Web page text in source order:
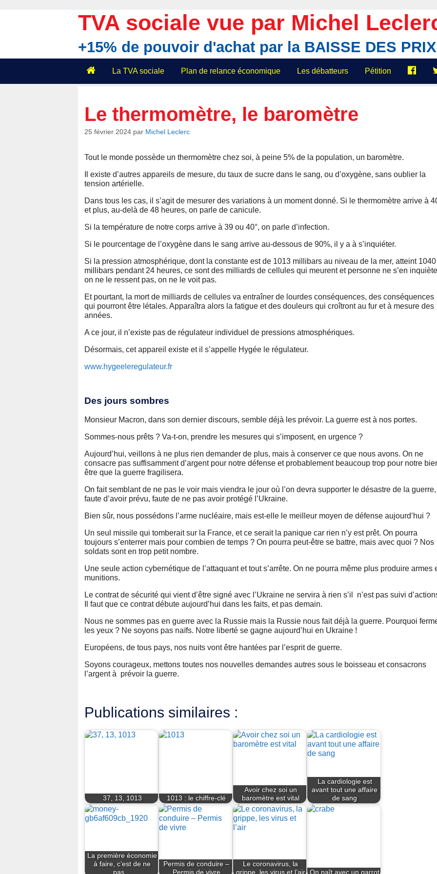
TVA sociale vue par Michel
+15% de pouvoir d'achat par la BAISSE DES
La TVA sociale Plan de relance économique Les débatteurs Pétition
Le thermomètre, le baromètre
25 février 2024 par Michel Leclerc
Tout le monde possède un thermomètre chez soi, à peine 5% de la population, un baromètre.
Il existe d’autres appareils de mesure, du taux de sucre dans le sang, ou d’oxygène, sans oublier la
tension artérielle.
Dans tous les cas, il s’agit de mesurer des variations à un moment donné. Si le thermomètre arrive à
et plus, au-delà de 48 heures, on parle de canicule.
Si la température de notre corps arrive à 39 ou 40°, on parle d’infection.
Si le pourcentage de l’oxygène dans le sang arrive au-dessous de 90%, il y a à s’inquiéter.
Si la pression atmosphérique, dont la constante est de 1013 millibars au niveau de la mer, atteint 1040
millibars pendant 24 heures, ce sont des milliards de cellules qui meurent et personne ne s’en
on ne le ressent pas, on ne le voit pas.
Et pourtant, la mort de milliards de cellules va entraîner de lourdes conséquences, des conséquences
qui pourront être létales. Apparaîtra alors la fatigue et des douleurs qui croîtront au fur et à mesure des
années.
A ce jour, il n’existe pas de régulateur individuel de pressions atmosphériques.
Désormais, cet appareil existe et il s’appelle Hygée le régulateur.
www.hygeeleregulateur.fr
Des jours sombres
Monsieur Macron, dans son dernier discours, semble déjà les prévoir. La guerre est à nos portes.
Sommes-nous prêts ? Va-t-on, prendre les mesures qui s’imposent, en urgence ?
Aujourd’hui, veillons à ne plus rien demander de plus, mais à conserver ce que nous avons. On ne
consacre pas suffisamment d’argent pour notre défense et probablement beaucoup trop pour notre
être que la guerre fragilisera.
On fait semblant de ne pas le voir mais viendra le jour où l’on devra supporter le désastre de la guerre,
faute d’avoir prévu, faute de ne pas avoir protégé l’Ukraine.
Bien sûr, nous possédons l’arme nucléaire, mais est-elle le meilleur moyen de défense aujourd’hui ?
Un seul missile qui tomberait sur la France, et ce serait la panique car rien n’y est prêt. On pourra
toujours s’enterrer mais pour combien de temps ? On pourra peut-être se battre, mais avec quoi ? Nos
soldats sont en trop petit nombre.
Une seule action cybernétique de l’attaquant et tout s’arrête. On ne pourra même plus produire armes
munitions.
Le contrat de sécurité qui vient d’être signé avec l’Ukraine ne servira à rien s’il n’est pas suivi
Il faut que ce contrat débute aujourd’hui dans les faits, et pas demain.
Nous ne sommes pas en guerre avec la Russie mais la Russie nous fait déjà la guerre. Pourquoi
les yeux ? Ne soyons pas naïfs. Notre liberté se gagne aujourd’hui en Ukraine !
Européens, de tous pays, nos nuits vont être hantées par l’esprit de guerre.
Soyons courageux, mettons toutes nos nouvelles demandes autres sous le boisseau et consacrons
l’argent à prévoir la guerre.
Publications similaires :
37, 13, 1013 1013 : le chiffre-clé
Avoir chez soi un
baromètre est vital
La cardiologie est
avant tout une affaire
de sang
La première économie
à faire, c’est de ne
pas…
Permis de conduire –
Permis de vivre
Le coronavirus, la
grippe, les virus et l’air On naît avec un garrot